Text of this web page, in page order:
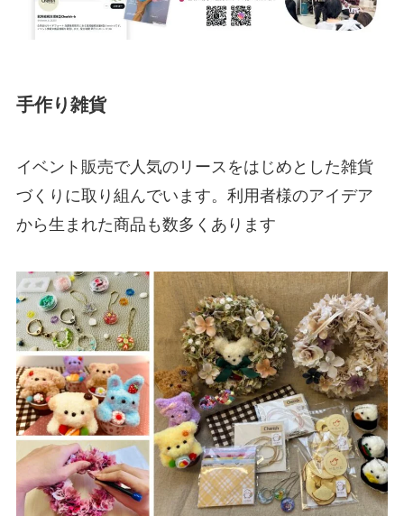
手作り雑貨
イベント販売で人気のリースをはじめとした雑貨
づくりに取り組んでいます。利用者様のアイデア
から生まれた商品も数多くあります